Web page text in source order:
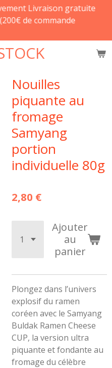
Livraison gratuite
de commande
Nouilles
piquante au
fromage
Samyang
portion
individuelle 80g
2,80 €
Ajouter
au
panier
Plongez dans l’univers
explosif du ramen
coréen avec le Samyang
Buldak Ramen Cheese
CUP, la version ultra
piquante et fondante au
fromage du célèbre